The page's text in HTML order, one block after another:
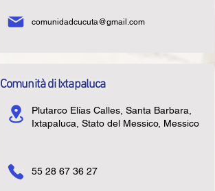
comunidadcucuta@gmail.com
Comunità di Ixtapaluca
Plutarco Elías Calles, Santa Barbara,
Ixtapaluca, Stato del Messico, Messico
55 28 67 36 27